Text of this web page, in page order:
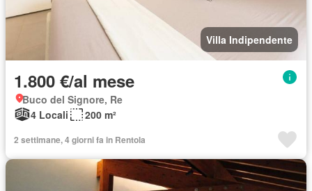
Villa Indipendente
1.800 €/al mese
Buco del Signore, Re
4 Locali
200 m²
2 settimane, 4 giorni fa in Rentola